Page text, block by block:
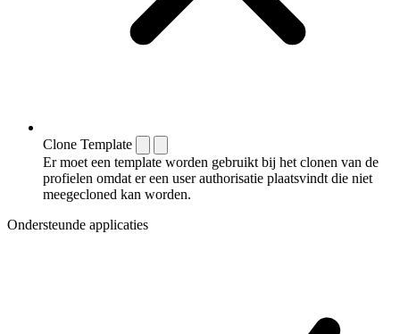
Clone Template
Er moet een template worden gebruikt bij het clonen van de
profielen omdat er een user authorisatie plaatsvindt die niet
meegecloned kan worden.
Ondersteunde applicaties